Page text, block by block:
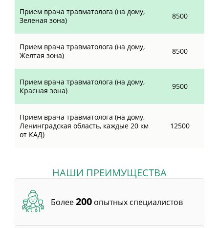
Прием врача травматолога (на дому,
Зеленая зона)
8500
Прием врача травматолога (на дому,
Желтая зона)
8500
Прием врача травматолога (на дому,
Красная зона)
9500
Прием врача травматолога (на дому,
Ленинградская область, каждые 20 км
от КАД)
12500
НАШИ ПРЕИМУЩЕСТВА
Более200 опытных специалистов